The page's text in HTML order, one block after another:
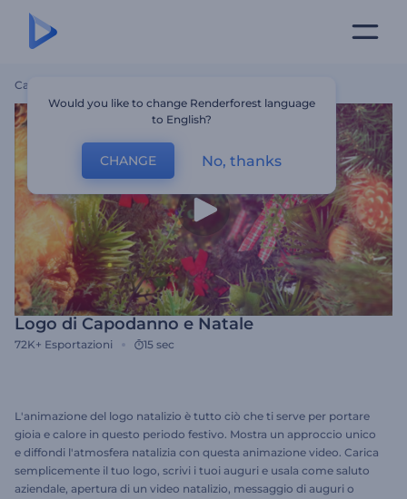
Casa
Logo di Capodanno e Natale
72K+ Esportazioni 15 sec
L'animazione del logo natalizio è tutto ciò che ti serve per portare
gioia e calore in questo periodo festivo. Mostra un approccio unico
e diffondi l'atmosfera natalizia con questa animazione video. Carica
semplicemente il tuo logo, scrivi i tuoi auguri e usala come saluto
aziendale, apertura di un video natalizio, messaggio di auguri o
Would you like to change Renderforest language
to English?
CHANGE No, thanks